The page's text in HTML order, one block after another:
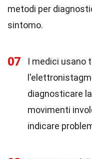
metodi per
sintomo.
07
I medici usano
diagnosticare
movimenti
indicare